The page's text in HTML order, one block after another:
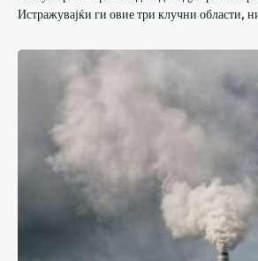
Истражувајќи ги овие три клучни области,